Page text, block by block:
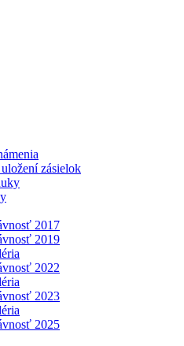
zásielok
2017
2019
2022
2023
2025